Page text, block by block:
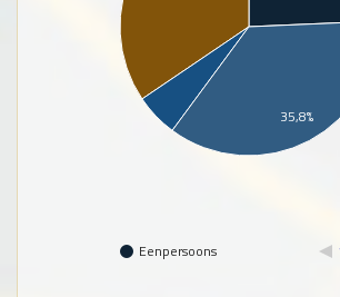
Eenpersoons
35,8%